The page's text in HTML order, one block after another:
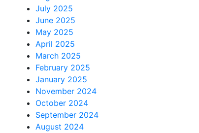
July 2025
June 2025
May 2025
April 2025
March 2025
February 2025
January 2025
November 2024
October 2024
September 2024
August 2024